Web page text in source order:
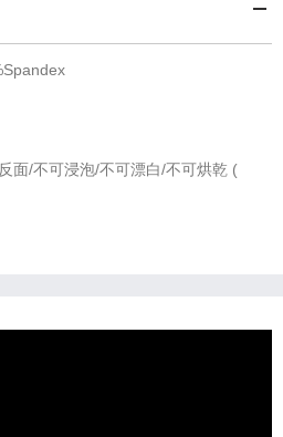
面/不可浸泡/不可漂白/不可烘乾 (